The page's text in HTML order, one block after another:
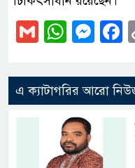
Gmail
এ ক্যাটাগরির আরো